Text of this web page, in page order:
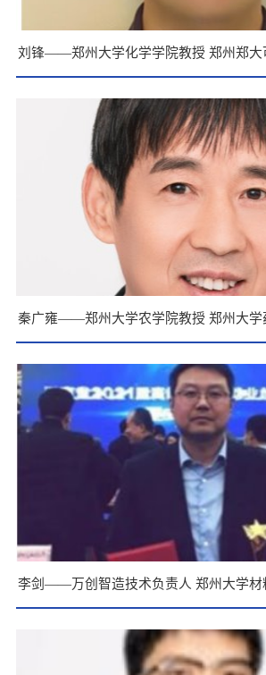
刘锋——郑州大学化学学院教授 郑州郑大
术负责人
秦广雍——郑州大学农学院教授 郑州大学
负责人
李剑——万创智造技术负责人 郑州大学材
士